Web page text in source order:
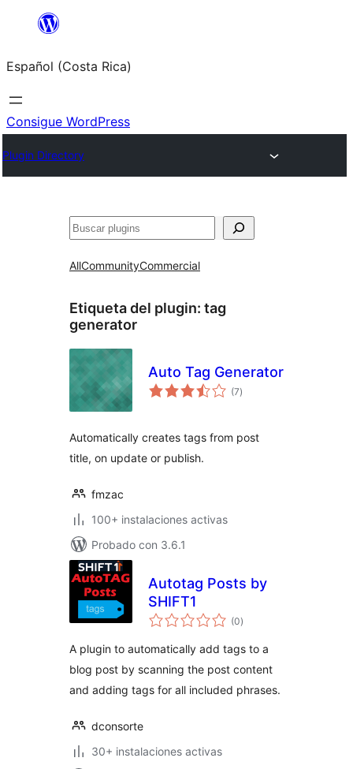
Saltar
contenido
Español (Costa Rica)
Consigue WordPress
Plugin Directory
Buscar
AllCommunityCommercial
Etiqueta del plugin: tag
generator
Auto Tag Generator
(7total
de
)
Automatically creates tags from post
title, on update or publish.
fmzac
100+ instalaciones activas
Probado con 3.6.1
Autotag Posts by
SHIFT1
(0total
de
)
A plugin to automatically add tags to a
blog post by scanning the post content
and adding tags for all included phrases.
dconsorte
30+ instalaciones activas